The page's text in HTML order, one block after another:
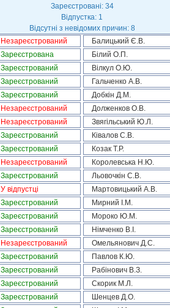
Зареєстровані: 34
Відпустка: 1
Відсутні з невідомих причин: 8
Незареєстрований Балицький Є.В.
Зареєстрована Білий О.П.
Зареєстрований Вілкул О.Ю.
Зареєстрований Гальченко А.В.
Зареєстрований Добкін Д.М.
Незареєстрований Долженков О.В.
Незареєстрований Звягільський Ю.Л.
Зареєстрований Ківалов С.В.
Зареєстрований Козак Т.Р.
Незареєстрований Королевська Н.Ю.
Зареєстрований Льовочкін С.В.
У відпустці Мартовицький А.В.
Зареєстрований Мирний І.М.
Зареєстрований Мороко Ю.М.
Зареєстрований Німченко В.І.
Незареєстрований Омельянович Д.С.
Зареєстрований Павлов К.Ю.
Зареєстрований Рабінович В.З.
Зареєстрований Скорик М.Л.
Зареєстрований Шенцев Д.О.